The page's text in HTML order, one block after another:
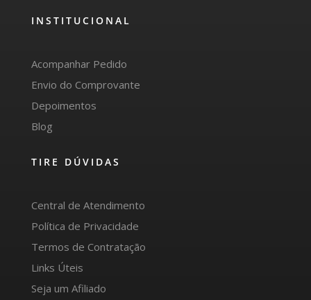
INSTITUCIONAL
Acompanhar Pedido
Envio do Comprovante
Depoimentos
Blog
TIRE DÚVIDAS
Central de Atendimento
Política de Privacidade
Termos de Contratação
Links Úteis
Seja um Afiliado